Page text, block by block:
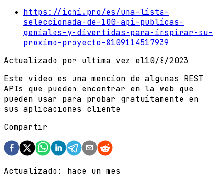
https://ichi.pro/es/una-lista-
seleccionada-de-100-api-publicas-
geniales-y-divertidas-para-inspirar-su-
proximo-proyecto-8109114517939
Actualizado por ultima vez el10/8/2023
Este video es una mencion de algunas REST
APIs que pueden encontrar en la web que
pueden usar para probar gratuitamente en
sus aplicaciones cliente
Compartir
Actualizado: hace un mes